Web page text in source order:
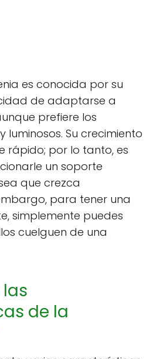
es conocida por su
de adaptarse a
prefiere los
luminosos. Su crecimiento
rápido; por lo tanto, es
un soporte
que crezca
para tener una
simplemente puedes
cuelguen de una
de la